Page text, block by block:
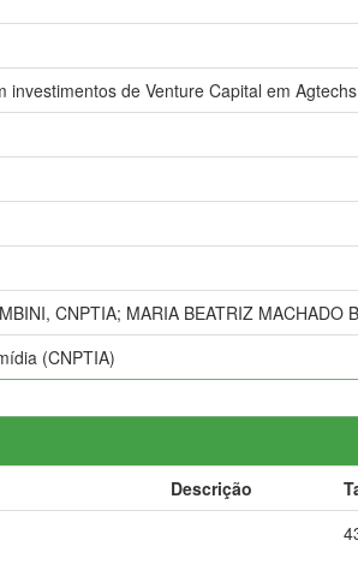
investimentos de Venture Capital em
CNPTIA; MARIA BEATRIZ MACHADO
(CNPTIA)
Descrição